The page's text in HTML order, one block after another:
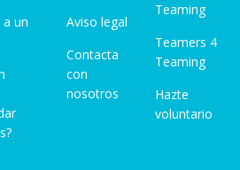
un
Aviso legal
Contacta
con
nosotros
Teaming
Teamers 4
Teaming
Hazte
voluntario